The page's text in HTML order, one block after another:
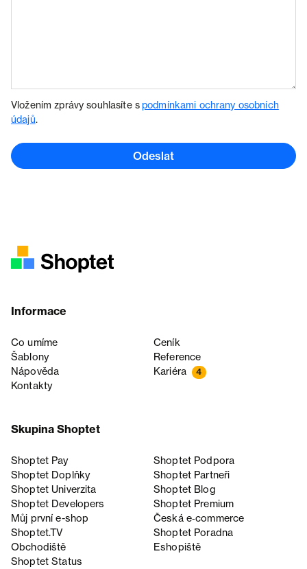
Vložením zprávy souhlasíte spodmínkami ochrany osobních
údajů.
Odeslat
Informace
Co umíme
Ceník
Šablony
Reference
Nápověda
Kariéra 4
Kontakty
Skupina Shoptet
Shoptet Pay
Shoptet Podpora
Shoptet Doplňky
Shoptet Partneři
Shoptet Univerzita
Shoptet Blog
Shoptet Developers
Shoptet Premium
Můj první e-shop
Česká e‑commerce
Shoptet.TV
Shoptet Poradna
Obchodiště
Eshopiště
Shoptet Status